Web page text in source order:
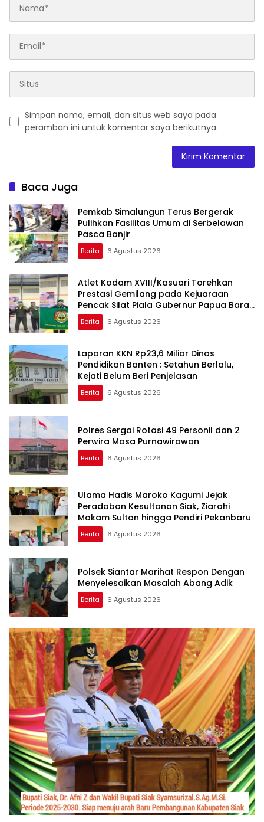
Simpan nama, email, dan situs web saya pada
peramban ini untuk komentar saya berikutnya.
Baca Juga
Pemkab Simalungun Terus Bergerak
Pulihkan Fasilitas Umum di Serbelawan
Pasca Banjir
Berita 6 Agustus 2026
Atlet Kodam XVIII/Kasuari Torehkan
Prestasi Gemilang pada Kejuaraan
Pencak Silat Piala Gubernur Papua Barat
Daya 2026
Berita 6 Agustus 2026
Laporan KKN Rp23,6 Miliar Dinas
Pendidikan Banten : Setahun Berlalu,
Kejati Belum Beri Penjelasan
Berita 6 Agustus 2026
Polres Sergai Rotasi 49 Personil dan 2
Perwira Masa Purnawirawan
Berita 6 Agustus 2026
Ulama Hadis Maroko Kagumi Jejak
Peradaban Kesultanan Siak, Ziarahi
Makam Sultan hingga Pendiri Pekanbaru
Berita 6 Agustus 2026
Polsek Siantar Marihat Respon Dengan
Menyelesaikan Masalah Abang Adik
Berita 6 Agustus 2026